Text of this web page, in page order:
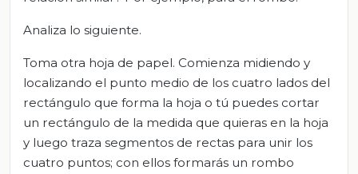
Analiza lo siguiente.
Toma otra hoja de papel. Comienza midiendo y
localizando el punto medio de los cuatro lados del
rectángulo que forma la hoja o tú puedes cortar
un rectángulo de la medida que quieras en la hoja
y luego traza segmentos de rectas para unir los
cuatro puntos; con ellos formarás un rombo